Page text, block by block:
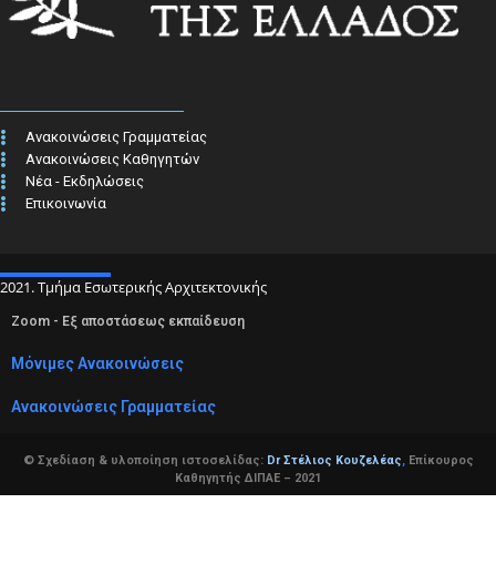
Ανακοινώσεις Γραμματείας
Ανακοινώσεις Καθηγητών
Νέα - Εκδηλώσεις
Επικοινωνία
2021. Τμήμα Εσωτερικής Αρχιτεκτονικής
Zoom - Εξ αποστάσεως εκπαίδευση
Μόνιμες Ανακοινώσεις
Ανακοινώσεις Γραμματείας
© Σχεδίαση & υλοποίηση ιστοσελίδας: Dr Στέλιος Κουζελέας,Επίκουρος
Καθηγητής ΔΙΠΑΕ – 2021